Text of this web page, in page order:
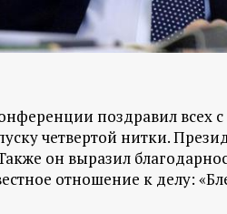
поздравил всех с
четвертой нитки.
он выразил
отношение к делу: